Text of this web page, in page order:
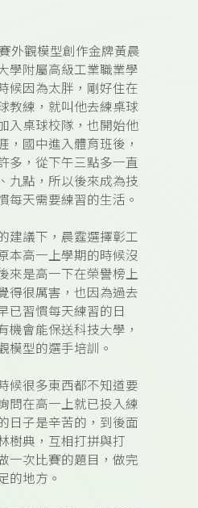
外觀模型創作金牌黃晨
學附屬高級工業職業學
候因為太胖，剛好住在
教練，就叫他去練桌球
入桌球校隊，也開始他
，國中進入體育班後，
多，從下午三點多一直
九點，所以後來成為技
每天需要練習的生活。
建議下，晨霆選擇彰工
本高一上學期的時候沒
來是高一下在榮譽榜上
得很厲害，也因為過去
已習慣每天練習的日
機會能保送科技大學，
模型的選手培訓。
候很多東西都不知道要
問在高一上就已投入練
日子是辛苦的，到後面
樹典，互相打拼與打
一次比賽的題目，做完
的地方。